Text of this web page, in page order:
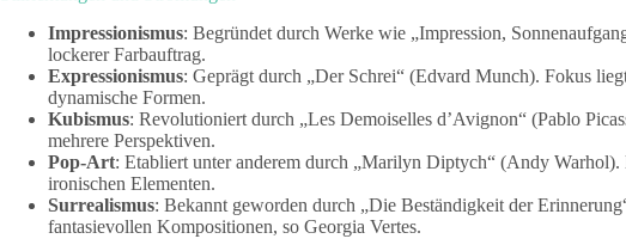
Impressionismus: Begründet durch Werke wie „Impression,
lockerer Farbauftrag.
Expressionismus: Geprägt durch „Der Schrei“ (Edvard Munch). Fokus
dynamische Formen.
Kubismus: Revolutioniert durch „Les Demoiselles d’Avignon“ (Pablo
mehrere Perspektiven.
Pop-Art: Etabliert unter anderem durch „Marilyn Diptych“ (Andy
ironischen Elementen.
Surrealismus: Bekannt geworden durch „Die Beständigkeit der
fantasievollen Kompositionen, so Georgia Vertes.